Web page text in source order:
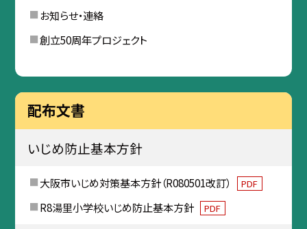
お知らせ・連絡
創立50周年プロジェクト
配布文書
いじめ防止基本方針
大阪市いじめ対策基本方針（R080501改訂） PDF
R8湯里小学校いじめ防止基本方針 PDF